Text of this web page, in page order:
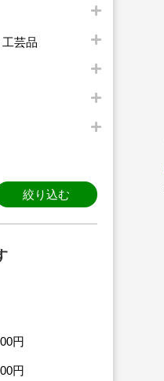
芸品
絞り込む
円
円